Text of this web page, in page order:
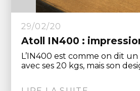
29/02/20
Atoll IN400 :
L’IN400 est comme on dit
avec ses 20 kgs, mais son